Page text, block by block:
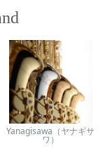
Yanagisawa（ヤナギサ
ワ）